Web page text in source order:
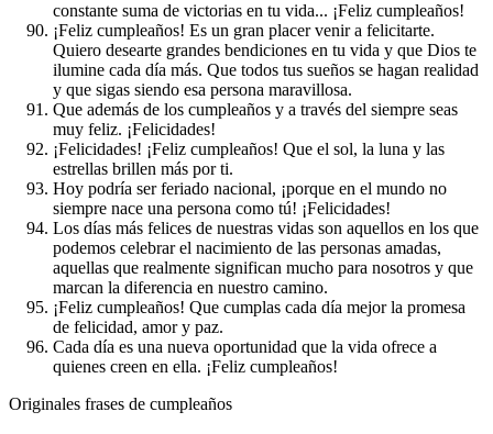
constante suma de victorias en tu vida... ¡Feliz cumpleaños!
¡Feliz cumpleaños! Es un gran placer venir a felicitarte.
Quiero desearte grandes bendiciones en tu vida y que Dios te
ilumine cada día más. Que todos tus sueños se hagan realidad
y que sigas siendo esa persona maravillosa.
Que además de los cumpleaños y a través del siempre seas
muy feliz. ¡Felicidades!
¡Felicidades! ¡Feliz cumpleaños! Que el sol, la luna y las
estrellas brillen más por ti.
Hoy podría ser feriado nacional, ¡porque en el mundo no
siempre nace una persona como tú! ¡Felicidades!
Los días más felices de nuestras vidas son aquellos en los que
podemos celebrar el nacimiento de las personas amadas,
aquellas que realmente significan mucho para nosotros y que
marcan la diferencia en nuestro camino.
¡Feliz cumpleaños! Que cumplas cada día mejor la promesa
de felicidad, amor y paz.
Cada día es una nueva oportunidad que la vida ofrece a
quienes creen en ella. ¡Feliz cumpleaños!
Originales frases de cumpleaños